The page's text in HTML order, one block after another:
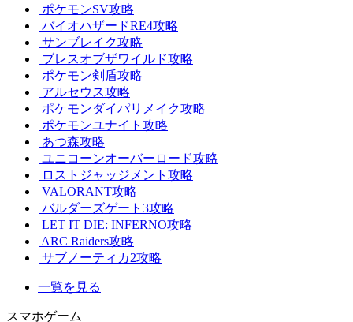
ポケモンSV攻略
バイオハザードRE4攻略
サンブレイク攻略
ブレスオブザワイルド攻略
ポケモン剣盾攻略
アルセウス攻略
ポケモンダイパリメイク攻略
ポケモンユナイト攻略
あつ森攻略
ユニコーンオーバーロード攻略
ロストジャッジメント攻略
VALORANT攻略
バルダーズゲート3攻略
LET IT DIE: INFERNO攻略
ARC Raiders攻略
サブノーティカ2攻略
一覧を見る
スマホゲーム